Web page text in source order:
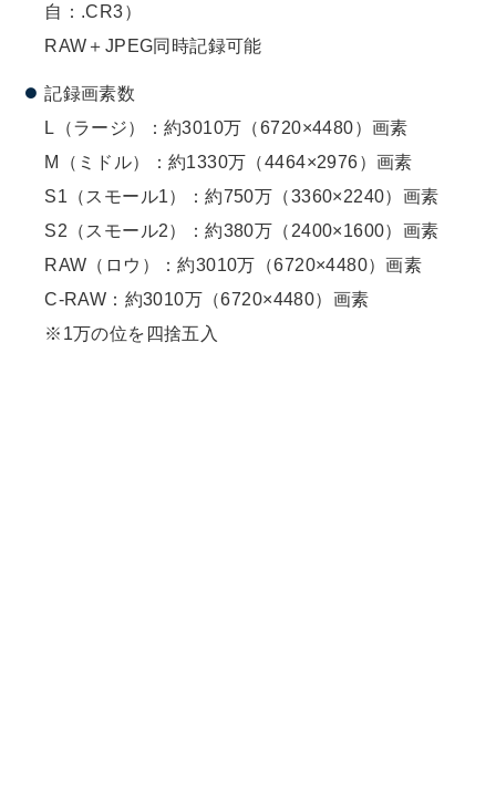
自：.CR3）
RAW＋JPEG同時記録可能
記録画素数
L（ラージ）：約3010万（6720×4480）画素
M（ミドル）：約1330万（4464×2976）画素
S1（スモール1）：約750万（3360×2240）画素
S2（スモール2）：約380万（2400×1600）画素
RAW（ロウ）：約3010万（6720×4480）画素
C-RAW：約3010万（6720×4480）画素
※1万の位を四捨五入